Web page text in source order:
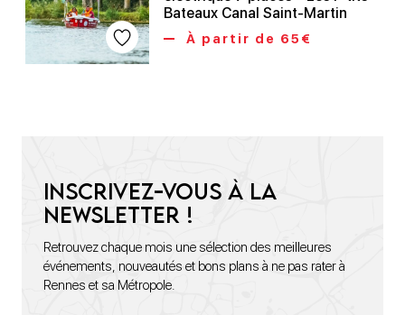
Bateaux Canal Saint-Martin
À partir de 65€
Inscrivez-vous à la
newsletter !
Retrouvez chaque mois une sélection des meilleures
événements, nouveautés et bons plans à ne pas rater à
Rennes et sa Métropole.